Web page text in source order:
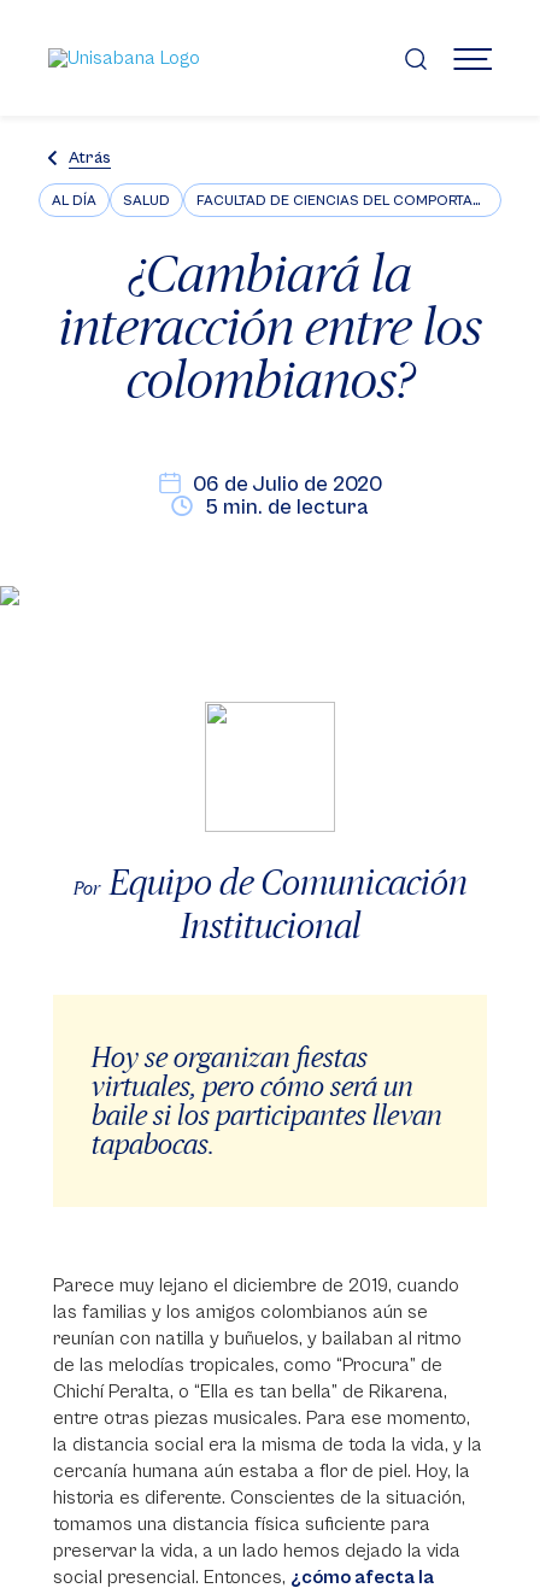
contenido
principal
MENÚ
Atrás
AL DÍA SALUD FACULTAD DE CIENCIAS DEL COMPORTAMIENTO
¿Cambiará la
interacción entre los
colombianos?
06 de Julio de 2020
5 min. de lectura
Por Equipo de Comunicación
Institucional
Hoy se organizan fiestas
virtuales, pero cómo será un
baile si los participantes llevan
tapabocas.
Parece muy lejano el diciembre de 2019, cuando
las familias y los amigos colombianos aún se
reunían con natilla y buñuelos, y bailaban al ritmo
de las melodías tropicales, como “Procura” de
Chichí Peralta, o “Ella es tan bella” de Rikarena,
entre otras piezas musicales. Para ese momento,
la distancia social era la misma de toda la vida, y la
cercanía humana aún estaba a flor de piel. Hoy, la
historia es diferente. Conscientes de la situación,
tomamos una distancia física suficiente para
preservar la vida, a un lado hemos dejado la vida
social presencial. Entonces, ¿cómo afecta la